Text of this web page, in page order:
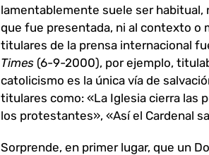
lamentablemente suele ser
que fue presentada, ni al contexto o
titulares de la prensa internacional
Times(6-9-2000), por ejemplo,
catolicismo es la única vía de
titulares como: «La Iglesia cierra las
los protestantes», «Así el Cardenal
Sorprende, en primer lugar, que un